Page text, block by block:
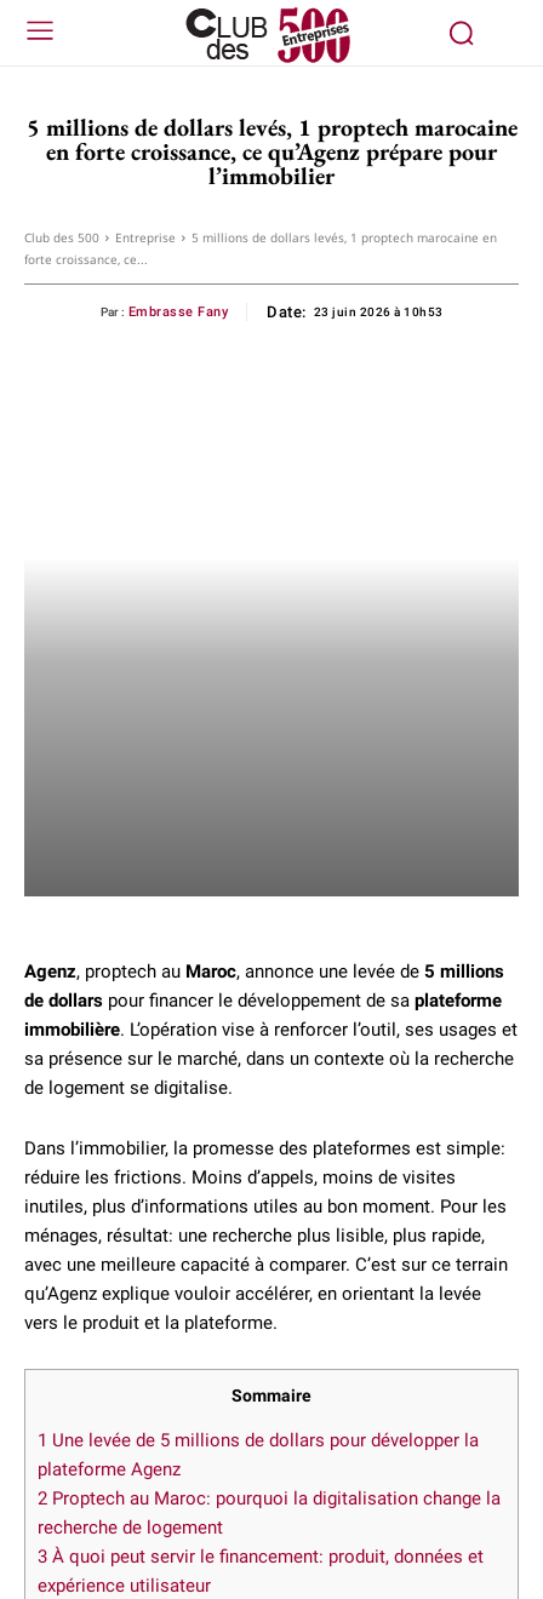
5 millions de dollars levés, 1 proptech marocaine
en forte croissance, ce qu’Agenz prépare pour
l’immobilier
Club des 500 Entreprise
5 millions de dollars levés, 1 proptech marocaine en
forte croissance, ce...
Par : Embrasse Fany Date: 23 juin 2026 à 10h53
Agenz, proptech au Maroc, annonce une levée de 5 millions
de dollars pour financer le développement de sa plateforme
immobilière. L’opération vise à renforcer l’outil, ses usages et
sa présence sur le marché, dans un contexte où la recherche
de logement se digitalise.
Dans l’immobilier, la promesse des plateformes est simple:
réduire les frictions. Moins d’appels, moins de visites
inutiles, plus d’informations utiles au bon moment. Pour les
ménages, résultat: une recherche plus lisible, plus rapide,
avec une meilleure capacité à comparer. C’est sur ce terrain
qu’Agenz explique vouloir accélérer, en orientant la levée
vers le produit et la plateforme.
Sommaire
1 Une levée de 5 millions de dollars pour développer la
plateforme Agenz
2 Proptech au Maroc: pourquoi la digitalisation change la
recherche de logement
3 À quoi peut servir le financement: produit, données et
expérience utilisateur